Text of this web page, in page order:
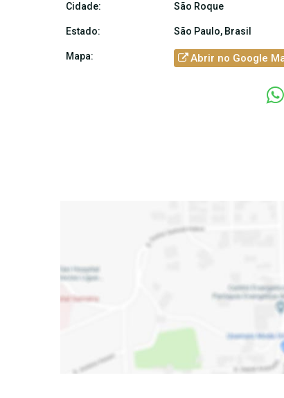
Cidade: São Roque
Estado: São Paulo, Brasil
Mapa: Abrir no Google